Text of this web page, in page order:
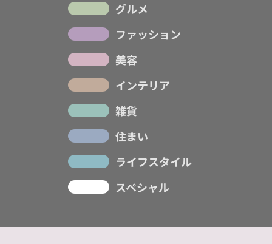
グルメ
ファッション
美容
インテリア
雑貨
住まい
ライフスタイル
スペシャル